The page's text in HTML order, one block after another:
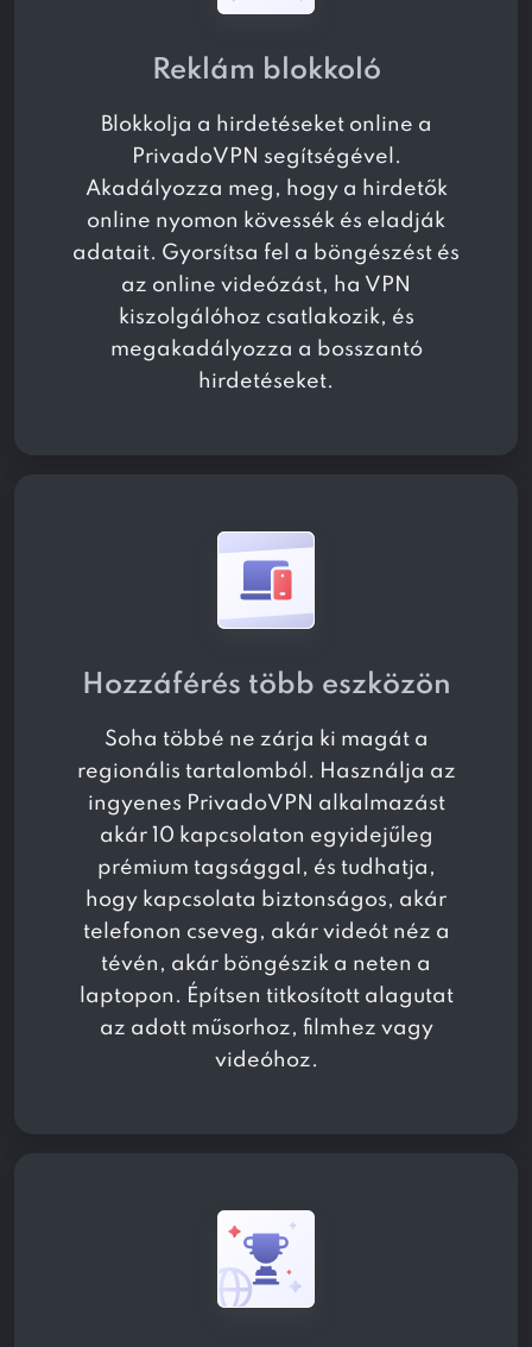
Reklám blokkoló
Blokkolja a hirdetéseket online a
PrivadoVPN segítségével.
Akadályozza meg, hogy a hirdetők
online nyomon kövessék és eladják
adatait. Gyorsítsa fel a böngészést és
az online videózást, ha VPN
kiszolgálóhoz csatlakozik, és
megakadályozza a bosszantó
hirdetéseket.
Hozzáférés több eszközön
Soha többé ne zárja ki magát a
regionális tartalomból. Használja az
ingyenes PrivadoVPN alkalmazást
akár 10 kapcsolaton egyidejűleg
prémium tagsággal, és tudhatja,
hogy kapcsolata biztonságos, akár
telefonon cseveg, akár videót néz a
tévén, akár böngészik a neten a
laptopon. Építsen titkosított alagutat
az adott műsorhoz, filmhez vagy
videóhoz.